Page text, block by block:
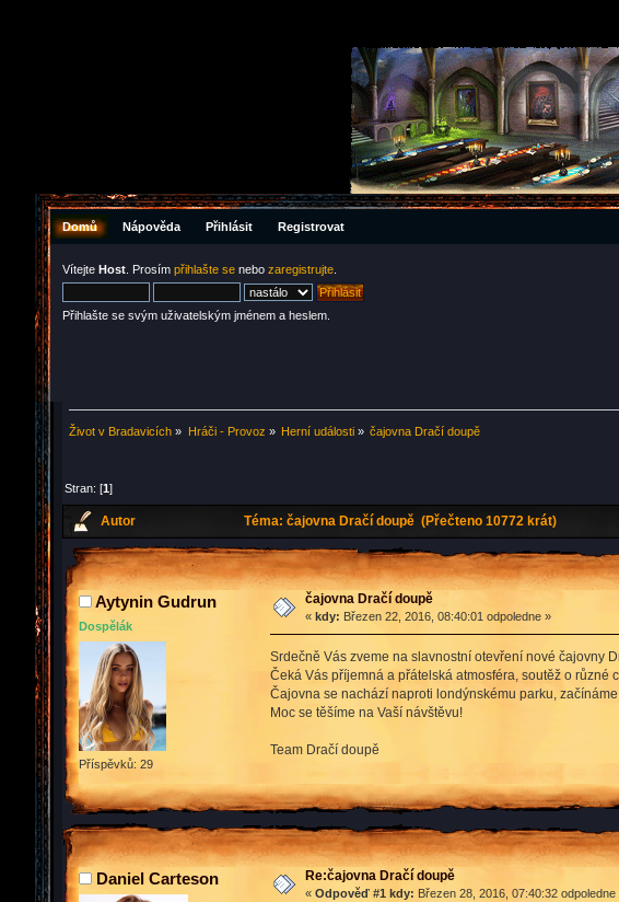
Domů Nápověda Přihlásit Registrovat
Vítejte Host . Prosím přihlašte se nebo zaregistrujte
Přihlašte se svým uživatelským jménem a heslem.
Život v Bradavicích » Hráči - Provoz » Herní události» čajovna Dračí doupě
Stran: [1]
Autor Téma: čajovna Dračí doupě (Přečteno 10772 krát)
Aytynin Gudrun
Dospělák
Příspěvků: 29
čajovna Dračí doupě
« kdy: Březen 22, 2016, 08:40:01 odpoledne »
Srdečně Vás zveme na slavnostní otevření nové čajovny
Čeká Vás příjemná a přátelská atmosféra, soutěž o
Čajovna se nachází naproti londýnskému parku,
Moc se těšíme na Vaší návštěvu!
Team Dračí doupě
Daniel Carteson Re:čajovna Dračí doupě
« Odpověď #1 kdy: Březen 28, 2016, 07:40:32 odpoledne